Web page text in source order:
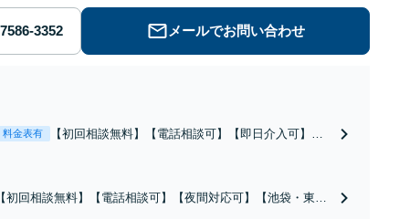
メールでお問い合わせ
料金表有
【初回相談無料】【電話相談可】【即日介入可】
であっても毅然と対応します。おまかせください。
【初回相談無料】【電話相談可】【夜間対応可】【池袋・東池